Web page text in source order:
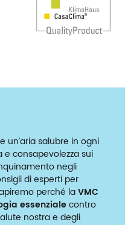
un’aria salubre in ogni
consapevolezza sui
negli
di esperti per
perché laVMC
essenzialecontro
nostra e degli